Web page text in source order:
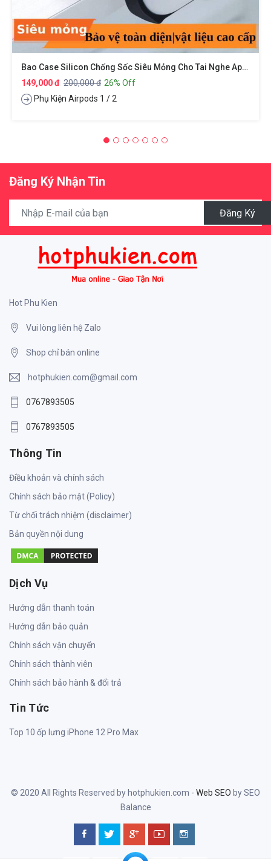
Bao Case Silicon Chống Sốc Siêu Mỏng Cho Tai Nghe Apple Airpods 1 / 2 Hiệu XUNDD Drop Resistant (Thiết Kế Siêu Mỏng Kiểu Dáng Viền Màu Bảo Vệ Chắc Chắn)
149,000 đ 200,000 đ 26% Off
Phụ Kiện Airpods 1 / 2
Đăng Ký Nhận Tin
Đăng Ký
Hot Phu Kien
Vui lòng liên hệ Zalo
Shop chỉ bán online
hotphukien.com@gmail.com
0767893505
0767893505
Thông Tin
Điều khoản và chính sách
Chính sách bảo mật (Policy)
Từ chối trách nhiệm (disclaimer)
Bản quyền nội dung
Dịch Vụ
Hướng dẫn thanh toán
Hướng dẫn bảo quản
Chính sách vận chuyển
Chính sách thành viên
Chính sách bảo hành & đổi trả
Tin Tức
Top 10 ốp lưng iPhone 12 Pro Max
© 2020 All Rights Reserved by hotphukien.com - Web SEO by SEO
Balance